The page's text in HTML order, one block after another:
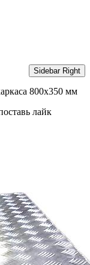
Sidebar Right
800х350 мм
лайк